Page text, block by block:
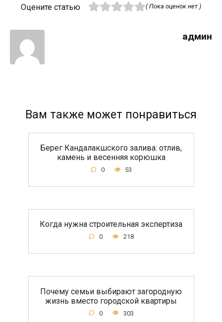
Оцените статью ( Пока оценок нет )
админ
Вам также может понравиться
Берег Кандалакшского залива: отлив,
камень и весенняя корюшка
0 53
Когда нужна строительная экспертиза
0 218
Почему семьи выбирают загородную
жизнь вместо городской квартиры
0 303